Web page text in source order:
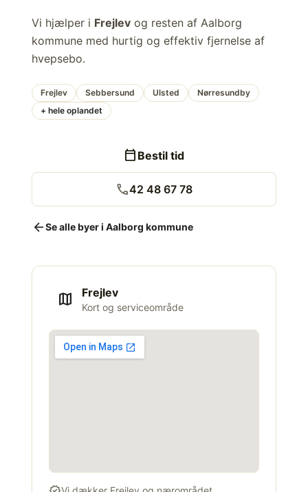
Vi hjælper i Frejlev og resten af Aalborg
kommune med hurtig og effektiv fjernelse af
hvepsebo.
Frejlev Sebbersund Ulsted
Nørresundby
+ hele oplandet
calendar_today Bestil tid
call42 48 67 78
arrow_backSe alle byer i Aalborg kommune
map Frejlev
Kort og serviceområde